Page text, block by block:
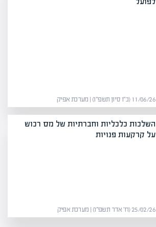
11/06/26 (כ״ו סיון תשפ״ו) | מערכת אפיק
השלכות כלכליות וחברתיות של מס רכוש
על קרקעות פנויות
25/02/26 (ח׳ אדר תשפ״ו) | מערכת אפיק